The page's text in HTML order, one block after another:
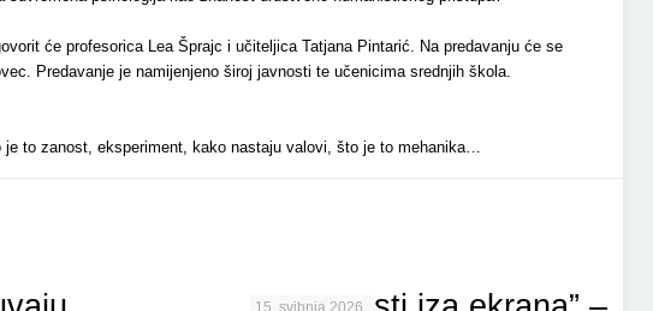
će profesorica Lea Šprajc i učiteljica Tatjana Pintarić. Na predavanju će se
Predavanje je namijenjeno široj javnosti te učenicima srednjih škola.
to zanost, eksperiment, kako nastaju valovi, što je to mehanika…
15. svibnja 2026.